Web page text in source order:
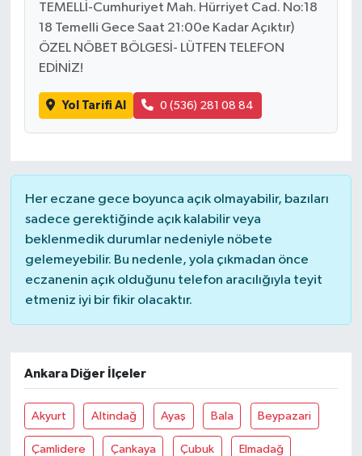
TEMELLİ-Cumhuriyet Mah. Hürriyet Cad. No:18
18 Temelli Gece Saat 21:00e Kadar Açıktır)
ÖZEL NÖBET BÖLGESİ- LÜTFEN TELEFON
EDİNİZ!
Yol Tarifi Al 0 (536) 281 08 84
Her eczane gece boyunca açık olmayabilir, bazıları
sadece gerektiğinde açık kalabilir veya
beklenmedik durumlar nedeniyle nöbete
gelemeyebilir. Bu nedenle, yola çıkmadan önce
eczanenin açık olduğunu telefon aracılığıyla teyit
etmeniz iyi bir fikir olacaktır.
Ankara Diğer İlçeler
Akyurt Altindağ Ayaş Bala Beypazari
Çamlidere Çankaya Çubuk Elmadağ